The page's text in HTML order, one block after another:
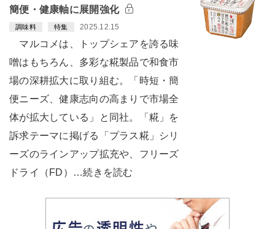
簡便・健康軸に展開強化
調味料 特集 2025.12.15
マルコメは、トップシェアを誇る味
噌はもちろん、多彩な糀製品で和食市
場の深耕拡大に取り組む。「時短・簡
便ニーズ、健康志向の高まりで市場全
体が拡大している」と同社。「糀」を
訴求テーマに掲げる「プラス糀」シリ
ーズのラインアップ拡充や、フリーズ
ドライ（FD）…続きを読む